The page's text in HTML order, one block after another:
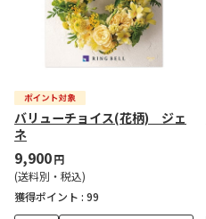
バリューチョイス(花柄) ジェ
ネ
9,900円
(送料別・税込)
獲得ポイント : 99